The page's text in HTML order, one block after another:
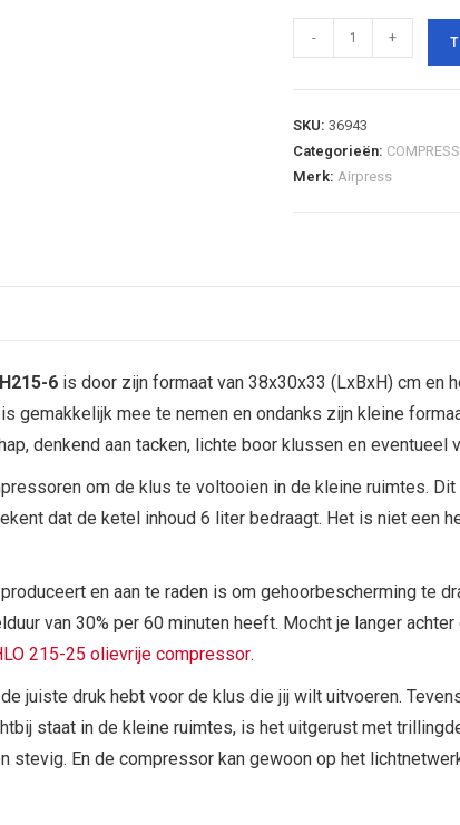
- +
SKU: 36943
Categorieën:
Merk: Airpress
6 is door zijn formaat van 38x30x33 (LxBxH) cm en
gemakkelijk mee te nemen en ondanks zijn kleine
denkend aan tacken, lichte boor klussen en eventueel
om de klus te voltooien in de kleine ruimtes.
dat de ketel inhoud 6 liter bedraagt. Het is niet een
en aan te raden is om gehoorbescherming te
van 30% per 60 minuten heeft. Mocht je langer
215-25 olievrije compressor.
juiste druk hebt voor de klus die jij wilt uitvoeren.
staat in de kleine ruimtes, is het uitgerust met
En de compressor kan gewoon op het